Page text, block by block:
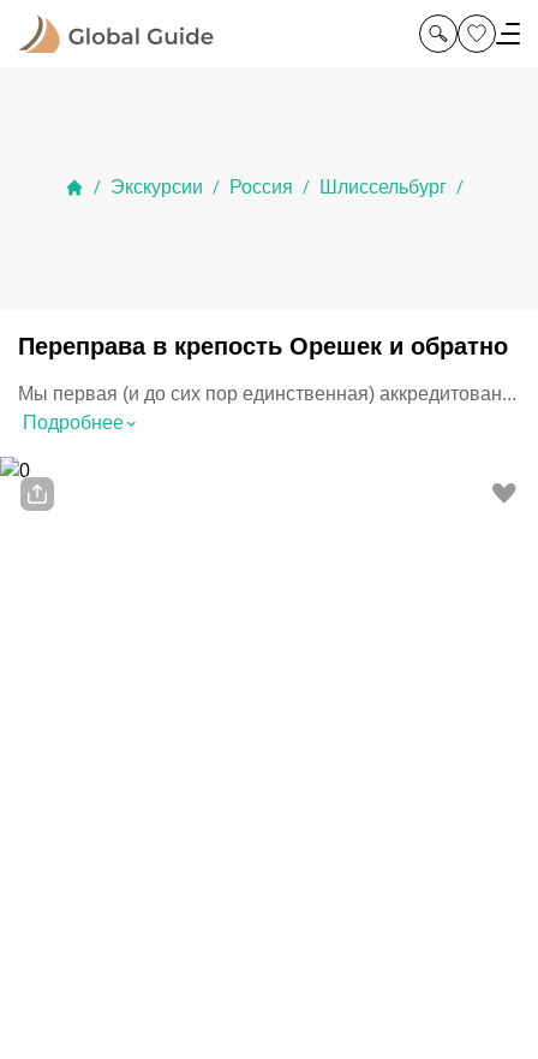
/ Экскурсии / Россия / Шлиссельбург /
Переправа в крепость Орешек и обратно
Мы первая (и до сих пор единственная) аккредитован...
Подробнее⌃